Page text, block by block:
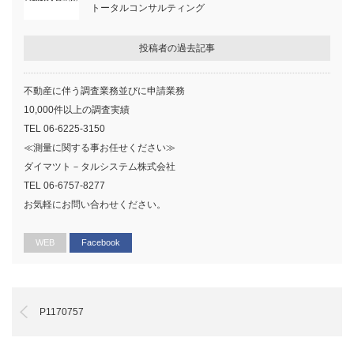
トータルコンサルティング
投稿者の過去記事
不動産に伴う調査業務並びに申請業務
10,000件以上の調査実績
TEL 06-6225-3150
≪測量に関する事お任せください≫
ダイマツト－タルシステム株式会社
TEL 06-6757-8277
お気軽にお問い合わせください。
WEB Facebook
P1170757